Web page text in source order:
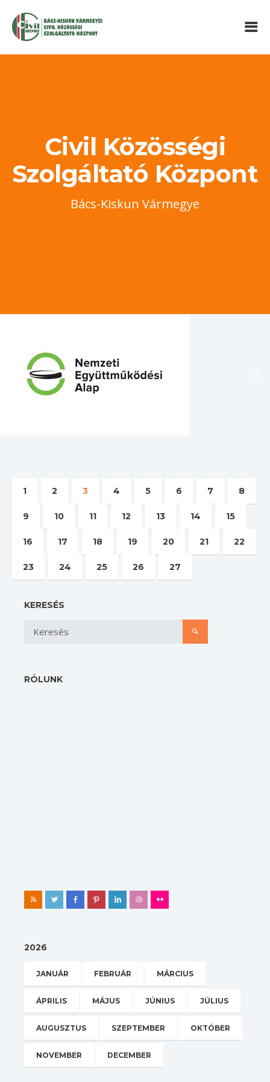
Civil Közösségi
Szolgáltató Központ
Bács-Kiskun Vármegye
1 2 3 4 5 6 7 8
9 10 11 12 13 14 15
16 17 18 19 20 21 22
23 24 25 26 27
KERESÉS
RÓLUNK
2026
JANUÁR FEBRUÁR MÁRCIUS
ÁPRILIS MÁJUS JÚNIUS JÚLIUS
AUGUSZTUS SZEPTEMBER OKTÓBER
NOVEMBER DECEMBER